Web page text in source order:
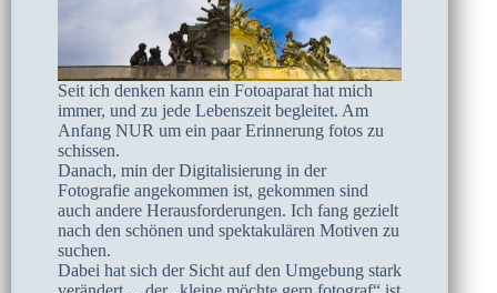
Seit ich denken kann ein Fotoaparat hat mich
immer, und zu jede Lebenszeit begleitet. Am
Anfang NUR um ein paar Erinnerung fotos zu
schissen.
Danach, min der Digitalisierung in der
Fotografie angekommen ist, gekommen sind
auch andere Herausforderungen. Ich fang gezielt
nach den schönen und spektakulären Motiven zu
suchen.
Dabei hat sich der Sicht auf den Umgebung stark